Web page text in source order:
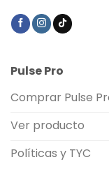
Pulse Pro
Comprar Pulse
Ver producto
Políticas y TYC